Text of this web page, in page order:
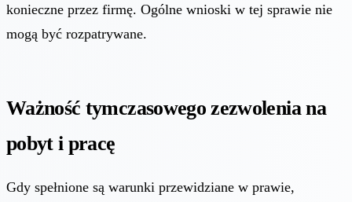
konieczne przez firmę. Ogólne wnioski w tej sprawie nie
mogą być rozpatrywane.
Ważność tymczasowego zezwolenia na
pobyt i pracę
Gdy spełnione są warunki przewidziane w prawie,